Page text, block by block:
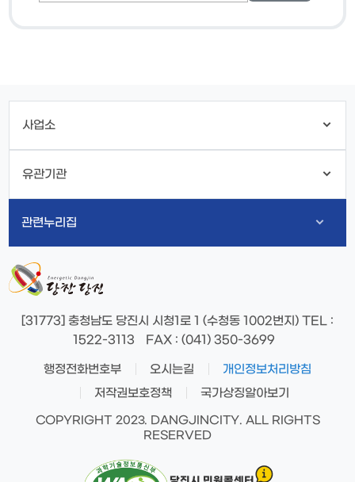
사업소
유관기관
관련누리집
[31773] 충청남도 당진시 시청1로 1 (수청동 1002번지) TEL :
1522-3113
FAX: (041) 350-3699
행정전화번호부 오시는길
개인정보처리방침
저작권보호정책
국가상징알아보기
COPYRIGHT 2023. DANGJINCITY. ALL RIGHTS
RESERVED